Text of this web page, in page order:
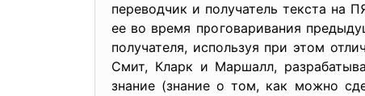
переводчик и получатель текста на
ее во время проговаривания
получателя, используя при этом
Смит, Кларк и Маршалл,
знание (знание о том, как можно